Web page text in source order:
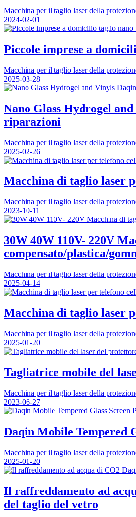
Macchina per il taglio laser della
2024-02-01
Piccole imprese a
Macchina per il taglio laser della
2025-03-28
Nano Glass Hydrogel
riparazioni
Macchina per il taglio laser della
2025-02-26
Macchina di taglio laser
Macchina per il taglio laser della
2023-10-11
30W 40W 110V- 220V
compensato/plastica/
Macchina per il taglio laser della
2025-04-14
Macchina di taglio laser
Macchina per il taglio laser della
2025-01-20
Tagliatrice mobile del
Macchina per il taglio laser della
2023-06-27
Daqin Mobile Tempered
Macchina per il taglio laser della
2025-01-20
Il raffreddamento ad
del taglio del vetro